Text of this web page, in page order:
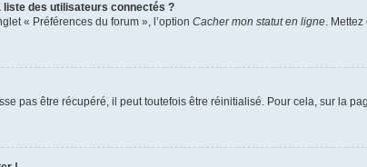
liste des utilisateurs connectés ?
« Préférences du forum », l’option Cacher mon statut en ligne.
pas être récupéré, il peut toutefois être réinitialisé. Pour cela, sur la